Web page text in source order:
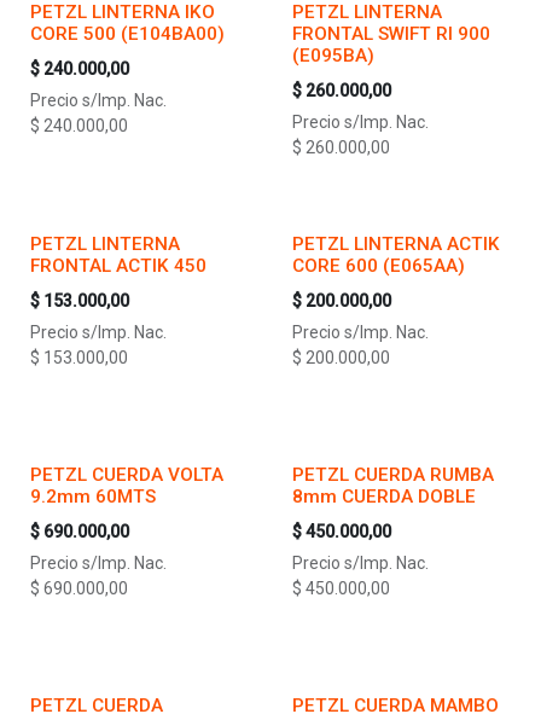
PETZL LINTERNA IKO
CORE 500 (E104BA00)
$ 240.000,00
Precio s/Imp. Nac.
$ 240.000,00
PETZL LINTERNA
FRONTAL SWIFT RI 900
(E095BA)
$ 260.000,00
Precio s/Imp. Nac.
$ 260.000,00
PETZL LINTERNA
FRONTAL ACTIK 450
$ 153.000,00
Precio s/Imp. Nac.
$ 153.000,00
PETZL LINTERNA ACTIK
CORE 600 (E065AA)
$ 200.000,00
Precio s/Imp. Nac.
$ 200.000,00
PETZL CUERDA VOLTA
9.2mm 60MTS
$ 690.000,00
Precio s/Imp. Nac.
$ 690.000,00
PETZL CUERDA RUMBA
8mm CUERDA DOBLE
$450.000,00
Precio s/Imp. Nac.
$ 450.000,00
PETZL CUERDA
PETZL CUERDA MAMBO